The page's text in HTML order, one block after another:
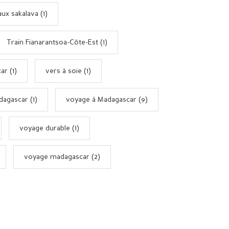
sakalava (1)
Train Fianarantsoa-Côte-Est (1)
(1) vers à soie (1)
(1) voyage à Madagascar (9)
voyage durable (1)
voyage madagascar (2)